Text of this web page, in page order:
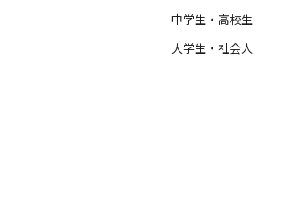
中学生・高校生
大学生・社会人